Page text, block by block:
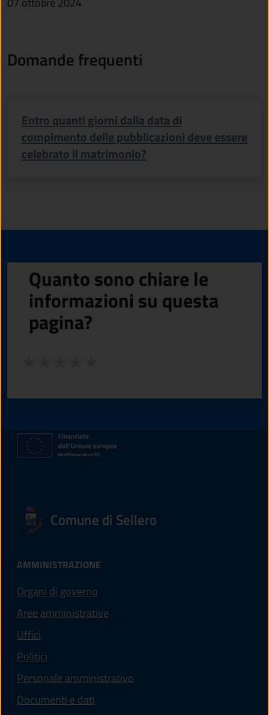
Domande frequenti
Entro quanti giorni dalla data di
compimento delle pubblicazioni deve essere
celebrato il matrimonio?
Quanto sono chiare le
informazioni su questa
pagina?
Comune di Sellero
AMMINISTRAZIONE
Organi di governo
Aree amministrative
Uffici
Politici
Personale amministrativo
Documenti e dati